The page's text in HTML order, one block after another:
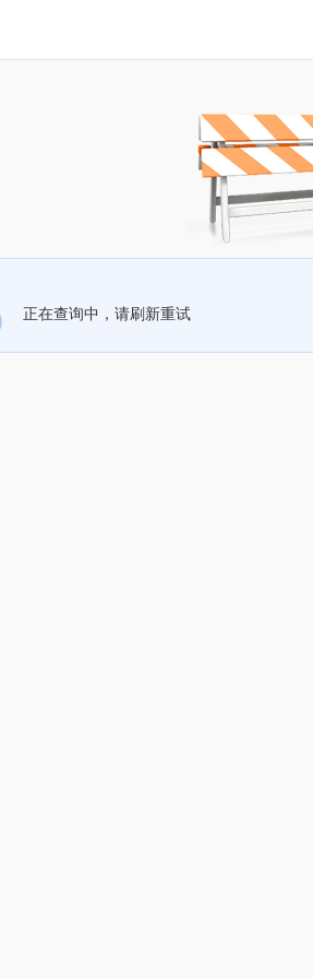
正在查询中，请刷新重试